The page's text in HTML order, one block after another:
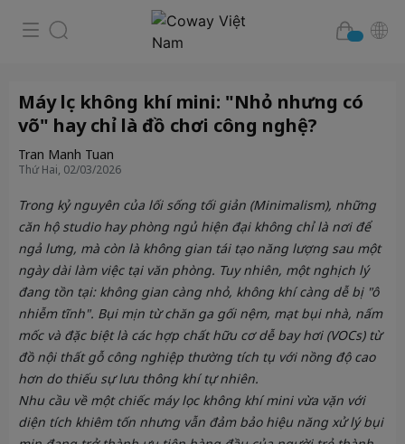
Máy lọc không khí mini: "Nhỏ nhưng có
võ" hay chỉ là đồ chơi công nghệ?
Tran Manh Tuan
Thứ Hai, 02/03/2026
Trong kỷ nguyên của lối sống tối giản (Minimalism), những
căn hộ studio hay phòng ngủ hiện đại không chỉ là nơi để
ngả lưng, mà còn là không gian tái tạo năng lượng sau một
ngày dài làm việc tại văn phòng. Tuy nhiên, một nghịch lý
đang tồn tại: không gian càng nhỏ, không khí càng dễ bị "ô
nhiễm tĩnh". Bụi mịn từ chăn ga gối nệm, mạt bụi nhà, nấm
mốc và đặc biệt là các hợp chất hữu cơ dễ bay hơi (VOCs) từ
đồ nội thất gỗ công nghiệp thường tích tụ với nồng độ cao
hơn do thiếu sự lưu thông khí tự nhiên.
Nhu cầu về một chiếc máy lọc không khí mini vừa vặn với
diện tích khiêm tốn nhưng vẫn đảm bảo hiệu năng xử lý bụi